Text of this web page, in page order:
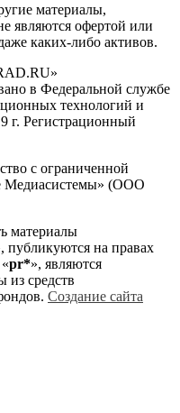
материалы,
являются офертой или
каких-либо активов.
в Федеральной службе
технологий и
г. Регистрационный
с ограниченной
Медиасистемы» (ООО
материалы
публикуются на правах
рr*», являются
из средств
Создание сайта